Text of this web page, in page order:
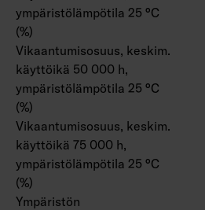
ympäristölämpötila 25 °C
(%)
Vikaantumisosuus, keskim.
käyttöikä 50 000 h,
ympäristölämpötila 25 °C
(%)
Vikaantumisosuus, keskim.
käyttöikä 75 000 h,
ympäristölämpötila 25 °C
(%)
Ympäristön